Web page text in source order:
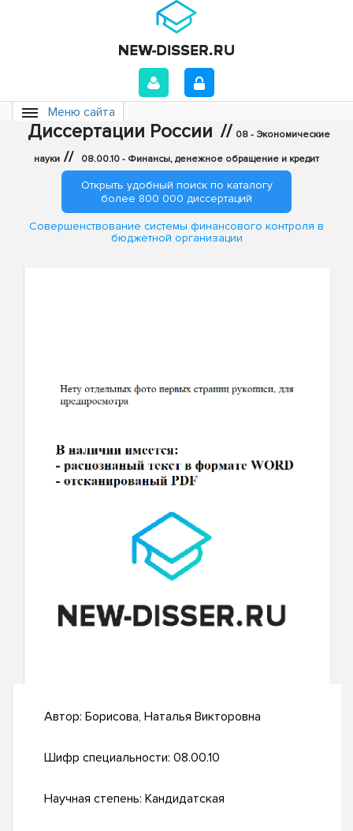
Меню сайта
Диссертации России // 08 - Экономические
науки // 08.00.10 - Финансы, денежное обращение и кредит
Открыть удобный поиск по каталогу
более 800 000 диссертаций
Совершенствование системы финансового контроля в
бюджетной организации
Автор: Борисова, Наталья Викторовна
Шифр специальности: 08.00.10
Научная степень: Кандидатская